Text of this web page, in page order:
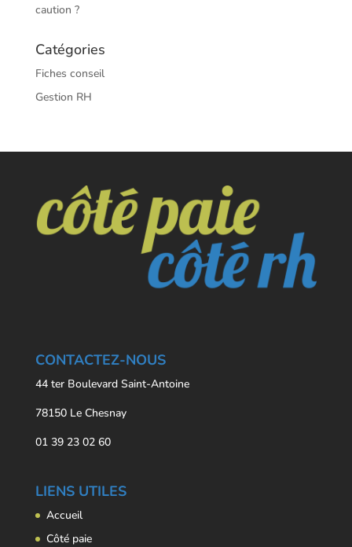
caution ?
Catégories
Fiches conseil
Gestion RH
CONTACTEZ-NOUS
44 ter Boulevard Saint-Antoine
78150 Le Chesnay
01 39 23 02 60
LIENS UTILES
Accueil
Côté paie